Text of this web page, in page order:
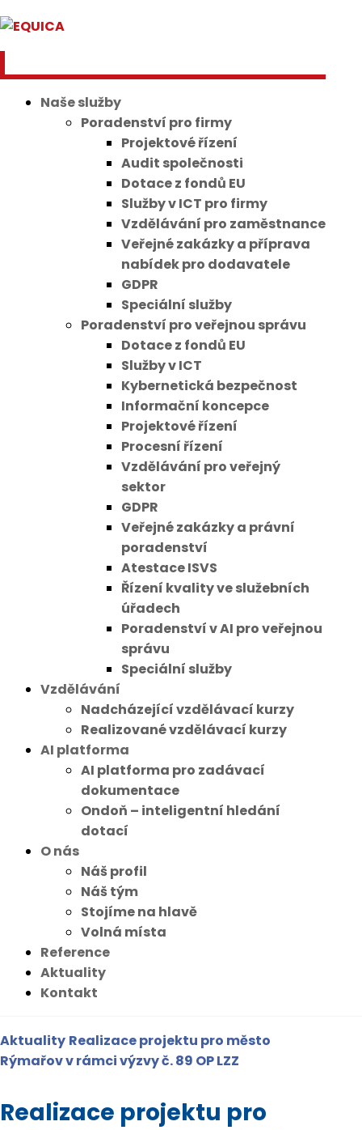
Naše služby
Poradenství pro firmy
Projektové řízení
Audit společnosti
Dotace z fondů EU
Služby v ICT pro firmy
Vzdělávání pro zaměstnance
Veřejné zakázky a příprava
nabídek pro dodavatele
GDPR
Speciální služby
Poradenství pro veřejnou správu
Dotace z fondů EU
Služby v ICT
Kybernetická bezpečnost
Informační koncepce
Projektové řízení
Procesní řízení
Vzdělávání pro veřejný
sektor
GDPR
Veřejné zakázky a právní
poradenství
Atestace ISVS
Řízení kvality ve služebních
úřadech
Poradenství v AI pro veřejnou
správu
Speciální služby
Vzdělávání
Nadcházející vzdělávací kurzy
Realizované vzdělávací kurzy
AI platforma
AI platforma pro zadávací
dokumentace
Ondoň – inteligentní hledání
dotací
O nás
Náš profil
Náš tým
Stojíme na hlavě
Volná místa
Reference
Aktuality
Kontakt
Aktuality Realizace projektu pro město
Rýmařov v rámci výzvy č. 89 OP LZZ
Realizace projektu pro